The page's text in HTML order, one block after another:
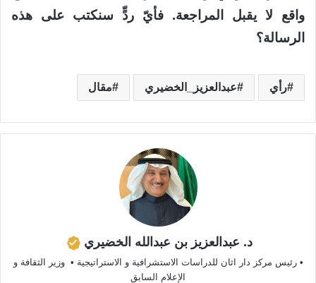
واقع لا يقبل المراجعة. فأيّ ردٍّ سنكتب على هذه
الرسالة؟
رأي عبدالعزيز_الخضيري مقال
د. عبدالعزيز بن عبدالله الخضيري
‏• رئيس مركز دار اثان للدراسات الاستشرافية و الاستراتيجية ‏• ⁠ وزير الثقافة و
الإعلام السابق